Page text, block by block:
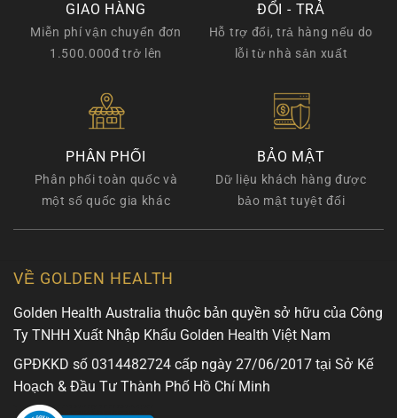
GIAO HÀNG
Miễn phí vận chuyển đơn
1.500.000đ trở lên
ĐỔI - TRẢ
Hỗ trợ đổi, trả hàng nếu do
lỗi từ nhà sản xuất
PHÂN PHỐI
Phân phối toàn quốc và
một số quốc gia khác
BẢO MẬT
Dữ liệu khách hàng được
bảo mật tuyệt đối
VỀ GOLDEN HEALTH
Golden Health Australia thuộc bản quyền sở hữu của Công
Ty TNHH Xuất Nhập Khẩu Golden Health Việt Nam
GPĐKKD số 0314482724 cấp ngày 27/06/2017 tại Sở Kế
Hoạch & Đầu Tư Thành Phố Hồ Chí Minh